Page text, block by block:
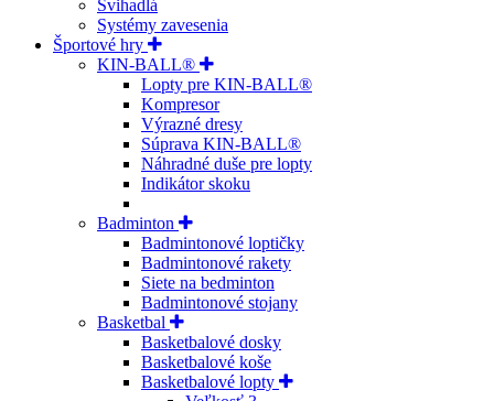
Švihadlá
Systémy zavesenia
Športové hry
KIN-BALL®
Lopty pre KIN-BALL®
Kompresor
Výrazné dresy
Súprava KIN-BALL®
Náhradné duše pre lopty
Indikátor skoku
Badminton
Badmintonové loptičky
Badmintonové rakety
Siete na bedminton
Badmintonové stojany
Basketbal
Basketbalové dosky
Basketbalové koše
Basketbalové lopty